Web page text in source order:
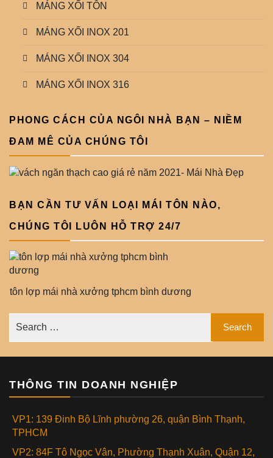
MÁNG XỐI TÔN
MÁNG XỐI INOX 201
MÁNG XỐI INOX 304
MÁNG XỐI INOX 316
PHONG CÁCH CỦA NGÔI NHÀ BẠN – NIỀM
ĐAM MÊ CỦA CHÚNG TÔI
BẠN CẦN TƯ VẤN LOẠI MÁI TÔN NÀO,
CHÚNG TÔI LUÔN HỖ TRỢ 24/7
tôn lợp mái nhà xưởng tphcm bình dương
THÔNG TIN DOANH NGHIỆP
VP1: 139 Đinh Bộ Lĩnh phường 26, quận Bình Thạnh,
TPHCM
VP2: 84F Tô Ngọc Vân, Phường Thạnh Xuân, Quận 12,